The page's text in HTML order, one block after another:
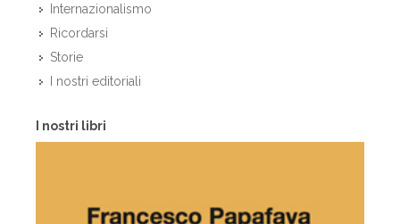
Internazionalismo
Ricordarsi
Storie
I nostri editoriali
I nostri libri